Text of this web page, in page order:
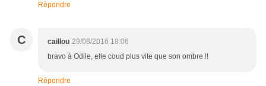
Répondre
C caillou 29/08/2016 18:06
bravo à Odile, elle coud plus vite que son ombre !!
Répondre